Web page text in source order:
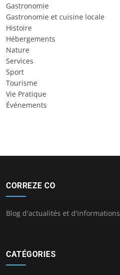
Gastronomie
Gastronomie et cuisine locale
Histoire
Hébergements
Nature
Services
Sport
Tourisme
Vie Pratique
Événements
CORREZE CO
Blog d'actualités et d'informations
CATÉGORIES